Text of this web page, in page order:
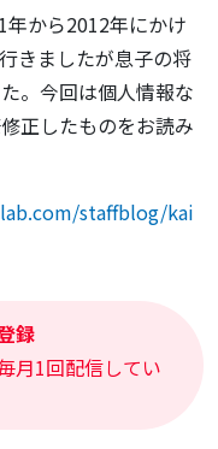
から2012年にかけ
きましたが息子の将
。今回は個人情報な
正したものをお読み
staffblog/kai
録
月1回配信してい